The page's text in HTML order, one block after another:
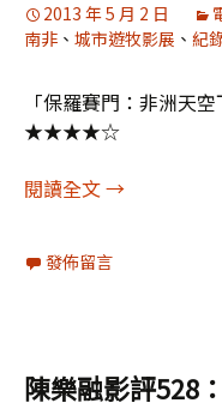
2013 年 5 月 2 日
南非 、 城市遊牧影展 、 紀
「保羅賽門：非洲天
★★★★☆
閱讀全文陳樂融影評
→
發佈留言
陳樂融影評528